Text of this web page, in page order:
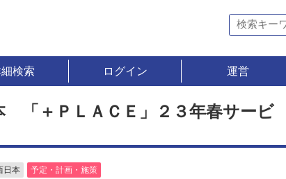
検索 ログイン 運営
「＋ＰＬＡＣＥ」２３年春サービ
日本 予定・計画・施策